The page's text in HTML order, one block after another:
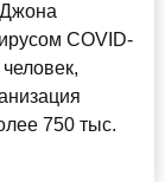
COVID-
750 тыс.